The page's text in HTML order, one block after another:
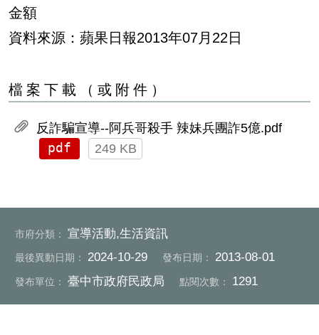
金額
資料來源：蘋果日報2013年07月22日
檔案下載（或附件）
反詐騙宣導--阿兵哥殺手 辣妹兵團詐5億.pdf
pdf 249 KB
市府分類： 宣導活動,生活資訊
最後異動日期： 2024-10-29 發布日期： 2013-08-01
發布單位： 臺中市政府民政局 點閱次數： 1291